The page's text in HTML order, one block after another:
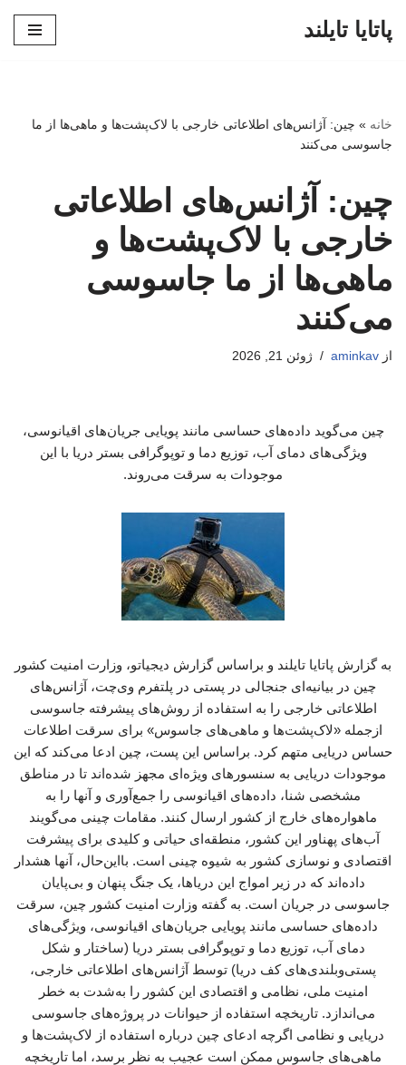
پاتایا تایلند
خانه » چین: آژانس‌های اطلاعاتی خارجی با لاک‌پشت‌ها و ماهی‌ها از ما
جاسوسی می‌کنند
چین: آژانس‌های اطلاعاتی
خارجی با لاک‌پشت‌ها و
ماهی‌ها از ما جاسوسی
می‌کنند
از aminkav ژوئن 21, 2026
چین می‌گوید داده‌های حساسی مانند پویایی جریان‌های اقیانوسی،
ویژگی‌های دمای آب، توزیع دما و توپوگرافی بستر دریا با این
موجودات به سرقت می‌روند.
به گزارش پاتایا تایلند و براساس گزارش دیجیاتو، وزارت امنیت کشور
چین در بیانیه‌ای جنجالی در پستی در پلتفرم وی‌چت، آژانس‌های
اطلاعاتی خارجی را به استفاده از روش‌های پیشرفته جاسوسی
ازجمله «لاک‌پشت‌ها و ماهی‌های جاسوس» برای سرقت اطلاعات
حساس دریایی متهم کرد. براساس این پست، چین ادعا می‌کند که این
موجودات دریایی به سنسورهای ویژه‌ای مجهز شده‌اند تا در مناطق
مشخصی شنا، داده‌های اقیانوسی را جمع‌آوری و آنها را به
ماهواره‌های خارج از کشور ارسال کنند. مقامات چینی می‌گویند
آب‌های پهناور این کشور، منطقه‌ای حیاتی و کلیدی برای پیشرفت
اقتصادی و نوسازی کشور به شیوه چینی است. بااین‌حال، آنها هشدار
داده‌اند که در زیر امواج این دریاها، یک جنگ پنهان و بی‌پایان
جاسوسی در جریان است. به گفته وزارت امنیت کشور چین، سرقت
داده‌های حساسی مانند پویایی جریان‌های اقیانوسی، ویژگی‌های
دمای آب، توزیع دما و توپوگرافی بستر دریا (ساختار و شکل
پستی‌وبلندی‌های کف دریا) توسط آژانس‌های اطلاعاتی خارجی،
امنیت ملی، نظامی و اقتصادی این کشور را به‌شدت به خطر
می‌اندازد. تاریخچه استفاده از حیوانات در پروژه‌های جاسوسی
دریایی و نظامی اگرچه ادعای چین درباره استفاده از لاک‌پشت‌ها و
ماهی‌های جاسوس ممکن است عجیب به نظر برسد، اما تاریخچه